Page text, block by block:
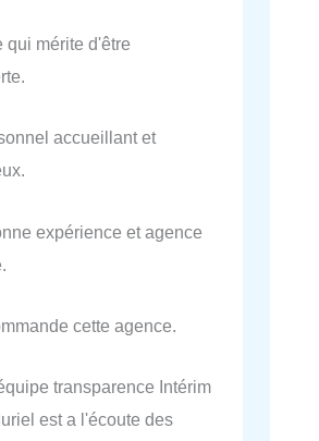
qui mérite d'être
accueillant et
expérience et agence
cette agence.
transparence Intérim
est a l'écoute des